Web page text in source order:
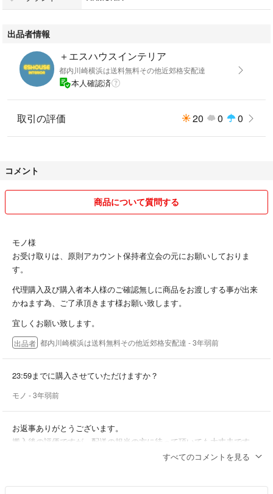
△川崎駅から101km以上のお届けは要事前相談
画像に写りきらない箇所等も御座います為、神経質な方、過剰に品質を期
値下げ交渉削除
※悪戯防止の為、コンビニ入金は30分以内にご入金可能な状況でのみご購
入下さい
現物確認、画像追加不可
★配達日を調整致しますので取引きメッセージにてご希望日をお知らせ下
■商品詳細
全面クリーニング済み
一般的なアパート間口で搬入可
（要通路、ソファーサイズ確認）
アルモニアソファー 現行より1つ前の型
おおよそサイズ cm
幅241（155/86）奥行き83/142 座面38
OTM62×88
状態 中古相当
使用感極少 未使用に近い状態
使用年数不明 推定1年未満
搬入後購入者様による商品入念チェック後、その場で評価をして頂いてお
出品者情報
＋エスハウスインテリア
都内川崎横浜は送料無料その他近郊格安配達
本人確認済
取引の評価 20 0 0
コメント
商品について質問する
モノ様
お受け取りは、原則アカウント保持者立会の元にお願いしておりま
す。
代理購入及び購入者本人様のご確認無しに商品をお渡しする事が出来
かねます為、ご了承頂きます様お願い致します。
宜しくお願い致します。
出品者 都内川崎横浜は送料無料その他近郊格安配達 - 3年弱前
23:59までに購入させていただけますか？
モノ - 3年弱前
お返事ありがとうございます。
搬入後の評価ですが、配送の担当の方に待って頂いても大丈夫です
すべてのコメントを見る